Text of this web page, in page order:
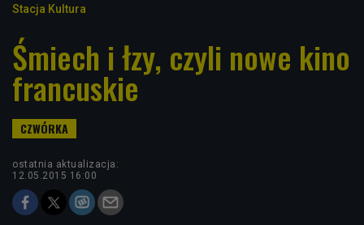
Stacja Kultura
Śmiech i łzy, czyli nowe kino
francuskie
ostatnia aktualizacja:
12.05.2015 16:00